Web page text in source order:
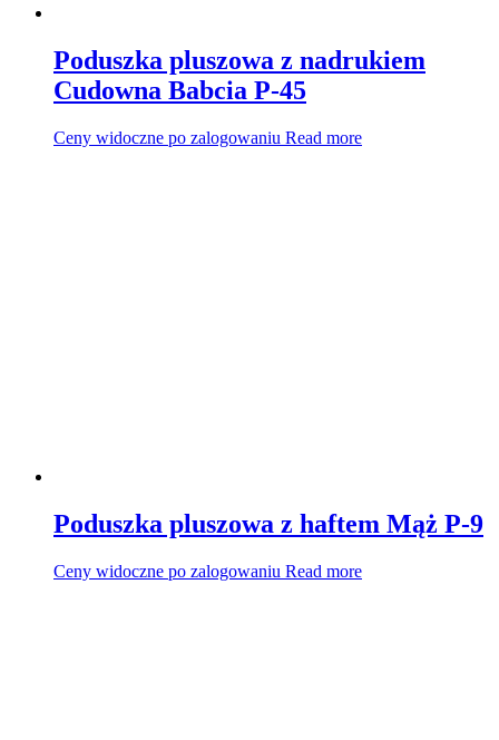
Poduszka pluszowa z nadrukiem
Cudowna Babcia P-45
Ceny widoczne po zalogowaniu Read more
Poduszka pluszowa z haftem Mąż P-9
Ceny widoczne po zalogowaniu Read more